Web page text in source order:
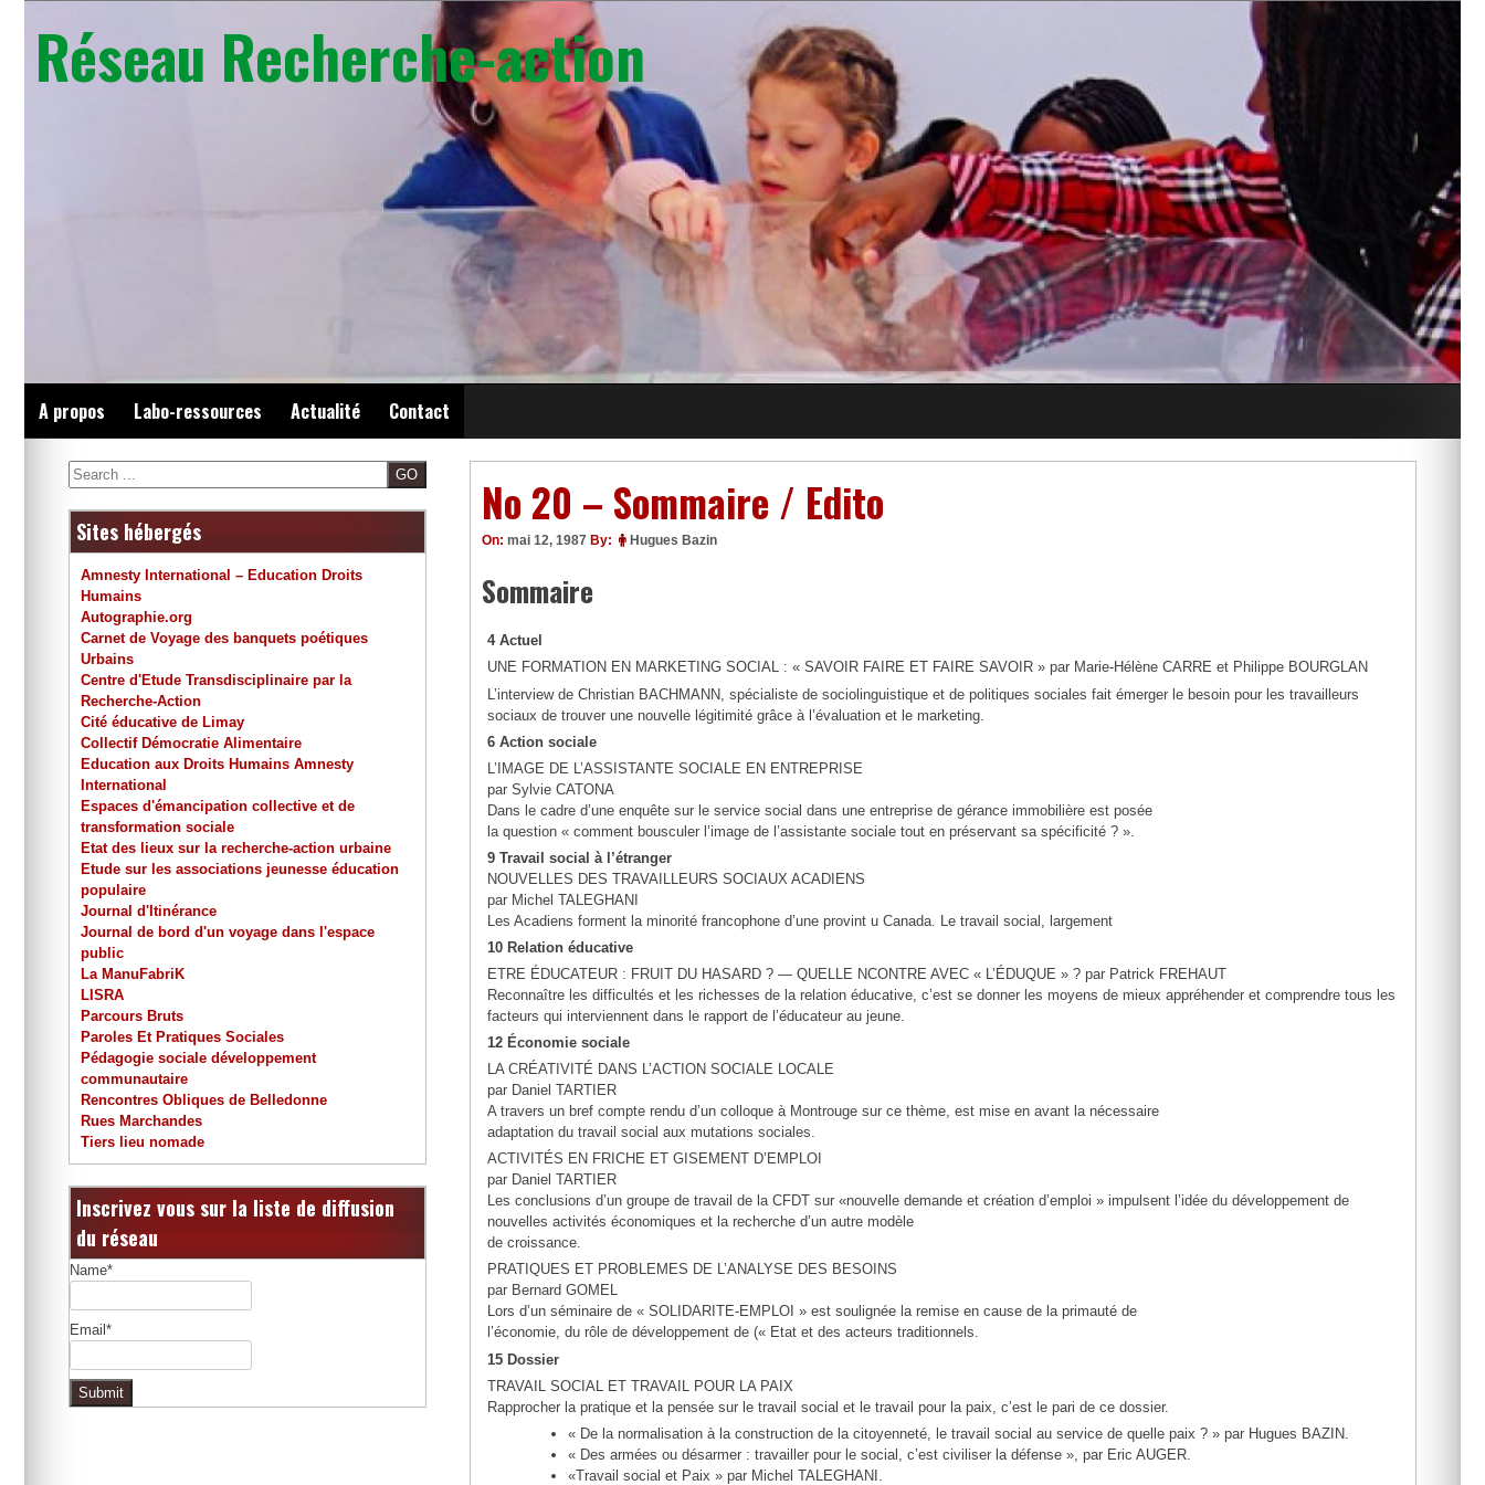
content
Réseau Recherche-action
A propos Labo-ressources Actualité Contact
No 20 – Sommaire / Edito
On: mai 12, 1987 By: Hugues Bazin
Sommaire
4 Actuel
UNE FORMATION EN MARKETING SOCIAL : « SAVOIR FAIRE ET FAIRE SAVOIR » par Marie-Hélène CARRE et Philippe BOURGLAN
L’interview de Christian BACHMANN, spécialiste de sociolinguistique et de politiques sociales fait émerger le besoin pour les travailleurs
sociaux de trouver une nouvelle légitimité grâce à l’évaluation et le marketing.
6 Action sociale
L’IMAGE DE L’ASSISTANTE SOCIALE EN ENTREPRISE
par Sylvie CATONA
Dans le cadre d’une enquête sur le service social dans une entreprise de gérance immobilière est posée
la question « comment bousculer l’image de l’assistante sociale tout en préservant sa spécificité ? ».
9 Travail social à l’étranger
NOUVELLES DES TRAVAILLEURS SOCIAUX ACADIENS
par Michel TALEGHANI
Les Acadiens forment la minorité francophone d’une provint u Canada. Le travail social, largement
10 Relation éducative
ETRE ÉDUCATEUR : FRUIT DU HASARD ? — QUELLE NCONTRE AVEC « L’ÉDUQUE » ? par Patrick FREHAUT
Reconnaître les difficultés et les richesses de la relation éducative, c’est se donner les moyens de mieux appréhender et comprendre tous les
facteurs qui interviennent dans le rapport de l’éducateur au jeune.
12 Économie sociale
LA CRÉATIVITÉ DANS L’ACTION SOCIALE LOCALE
par Daniel TARTIER
A travers un bref compte rendu d’un colloque à Montrouge sur ce thème, est mise en avant la nécessaire
adaptation du travail social aux mutations sociales.
ACTIVITÉS EN FRICHE ET GISEMENT D’EMPLOI
par Daniel TARTIER
Les conclusions d’un groupe de travail de la CFDT sur «nouvelle demande et création d’emploi » impulsent l’idée du développement de
nouvelles activités économiques et la recherche d’un autre modèle
de croissance.
PRATIQUES ET PROBLEMES DE L’ANALYSE DES BESOINS
par Bernard GOMEL
Lors d’un séminaire de « SOLIDARITE-EMPLOI » est soulignée la remise en cause de la primauté de
l’économie, du rôle de développement de (« Etat et des acteurs traditionnels.
15 Dossier
TRAVAIL SOCIAL ET TRAVAIL POUR LA PAIX
Rapprocher la pratique et la pensée sur le travail social et le travail pour la paix, c’est le pari de ce dossier.
« De la normalisation à la construction de la citoyenneté, le travail social au service de quelle paix ? » par Hugues BAZIN.
« Des armées ou désarmer : travailler pour le social, c’est civiliser la défense », par Eric AUGER.
«Travail social et Paix » par Michel TALEGHANI.
Search
Sites hébergés
Amnesty International – Education Droits
Humains
Autographie.org
Carnet de Voyage des banquets poétiques
Urbains
Centre d'Etude Transdisciplinaire par la
Recherche-Action
Cité éducative de Limay
Collectif Démocratie Alimentaire
Education aux Droits Humains Amnesty
International
Espaces d'émancipation collective et de
transformation sociale
Etat des lieux sur la recherche-action urbaine
Etude sur les associations jeunesse éducation
populaire
Journal d'Itinérance
Journal de bord d'un voyage dans l'espace
public
La ManuFabriK
LISRA
Parcours Bruts
Paroles Et Pratiques Sociales
Pédagogie sociale développement
communautaire
Rencontres Obliques de Belledonne
Rues Marchandes
Tiers lieu nomade
Inscrivez vous sur la liste de diffusion
du réseau
Name*
Email*